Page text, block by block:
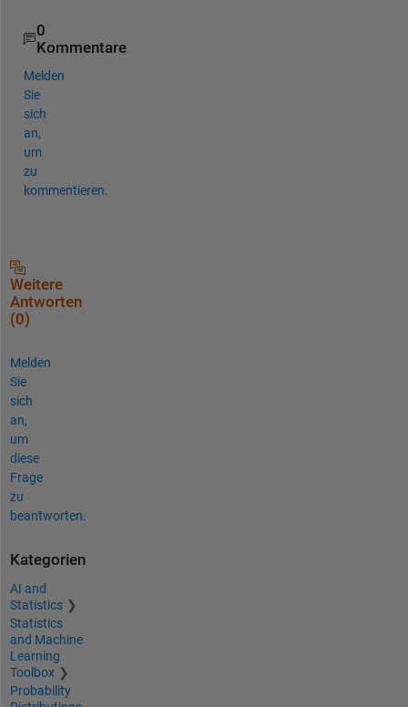
0
Kommentare
Melden
Sie
sich
an,
um
zu
kommentieren.
Weitere
Antworten
(0)
Melden
Sie
sich
an,
um
diese
Frage
zu
beantworten.
Kategorien
AI and
Statistics
Statistics
and Machine
Learning
Toolbox
Probability